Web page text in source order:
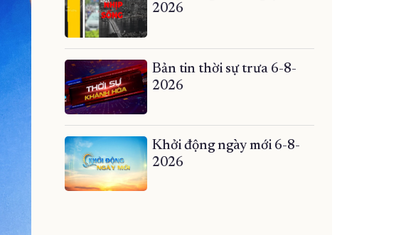
2026
Bản tin thời sự trưa 6-8-
2026
Khởi động ngày mới 6-8-
2026